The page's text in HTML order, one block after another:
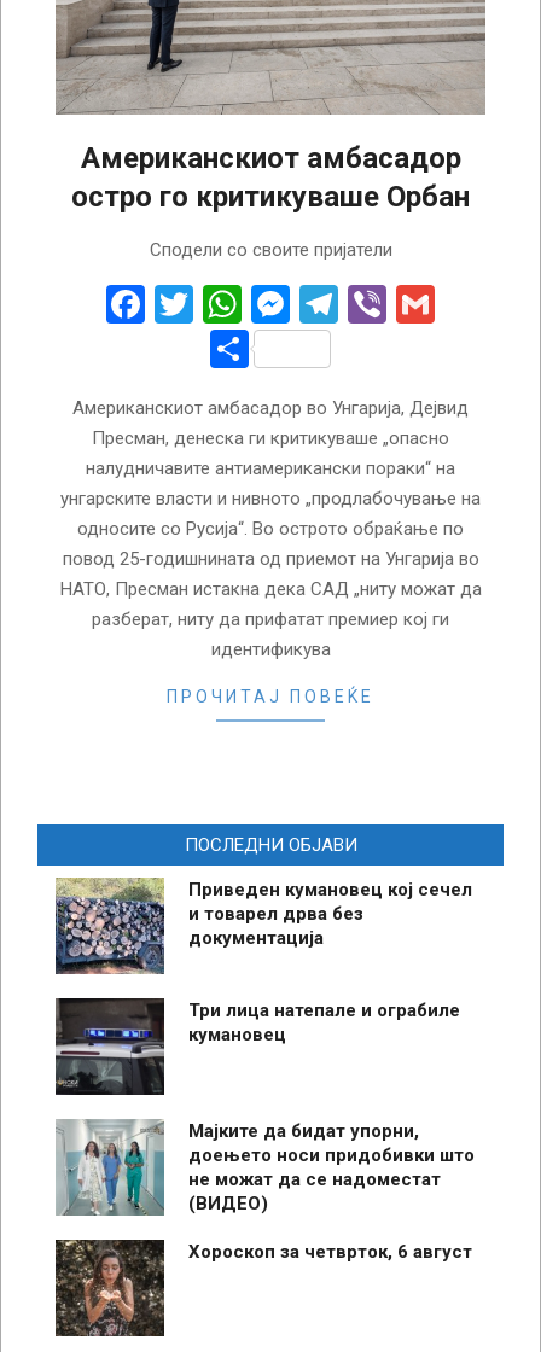
Американскиот амбасадор
остро го критикуваше Орбан
Сподели со своите пријатели
Facebook
Twitter
WhatsApp
Messenger
Telegram
Viber
Share
Американскиот амбасадор во Унгарија, Дејвид
Пресман, денеска ги критикуваше „опасно
налудничавите антиамерикански пораки“ на
унгарските власти и нивното „продлабочување на
односите со Русија“. Во острото обраќање по
повод 25-годишнината од приемот на Унгарија во
НАТО, Пресман истакна дека САД „ниту можат да
разберат, ниту да прифатат премиер кој ги
идентификува
ПРОЧИТАЈ ПОВЕЌЕ
ПОСЛЕДНИ ОБЈАВИ
Приведен кумановец кој сечел
и товарел дрва без
документација
Три лица натепале и ограбиле
кумановец
Мајките да бидат упорни,
доењето носи придобивки што
не можат да се надоместат
(ВИДЕО)
Хороскоп за четврток, 6 август